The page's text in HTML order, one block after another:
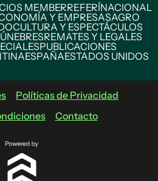
MEMBERREFERÍNACIONAL
Y EMPRESASAGRO
CULTURA Y ESPECTÁCULOS
REMATES Y LEGALES
PUBLICACIONES
ESPAÑAESTADOS UNIDOS
Políticas de Privacidad
Contacto